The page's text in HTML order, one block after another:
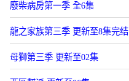
廢柴病房第一季 全6集
龍之家族第三季 更新至8集完结
母獅第三季 更新至02集